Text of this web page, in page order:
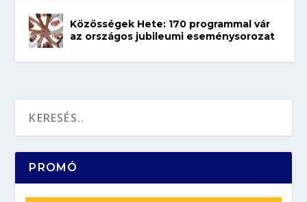
Közösségek Hete: 170 programmal vár
az országos jubileumi eseménysorozat
PROMÓ